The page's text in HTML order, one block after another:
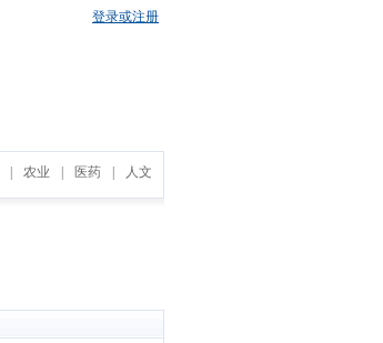
登录或注册
农业 医药 人文